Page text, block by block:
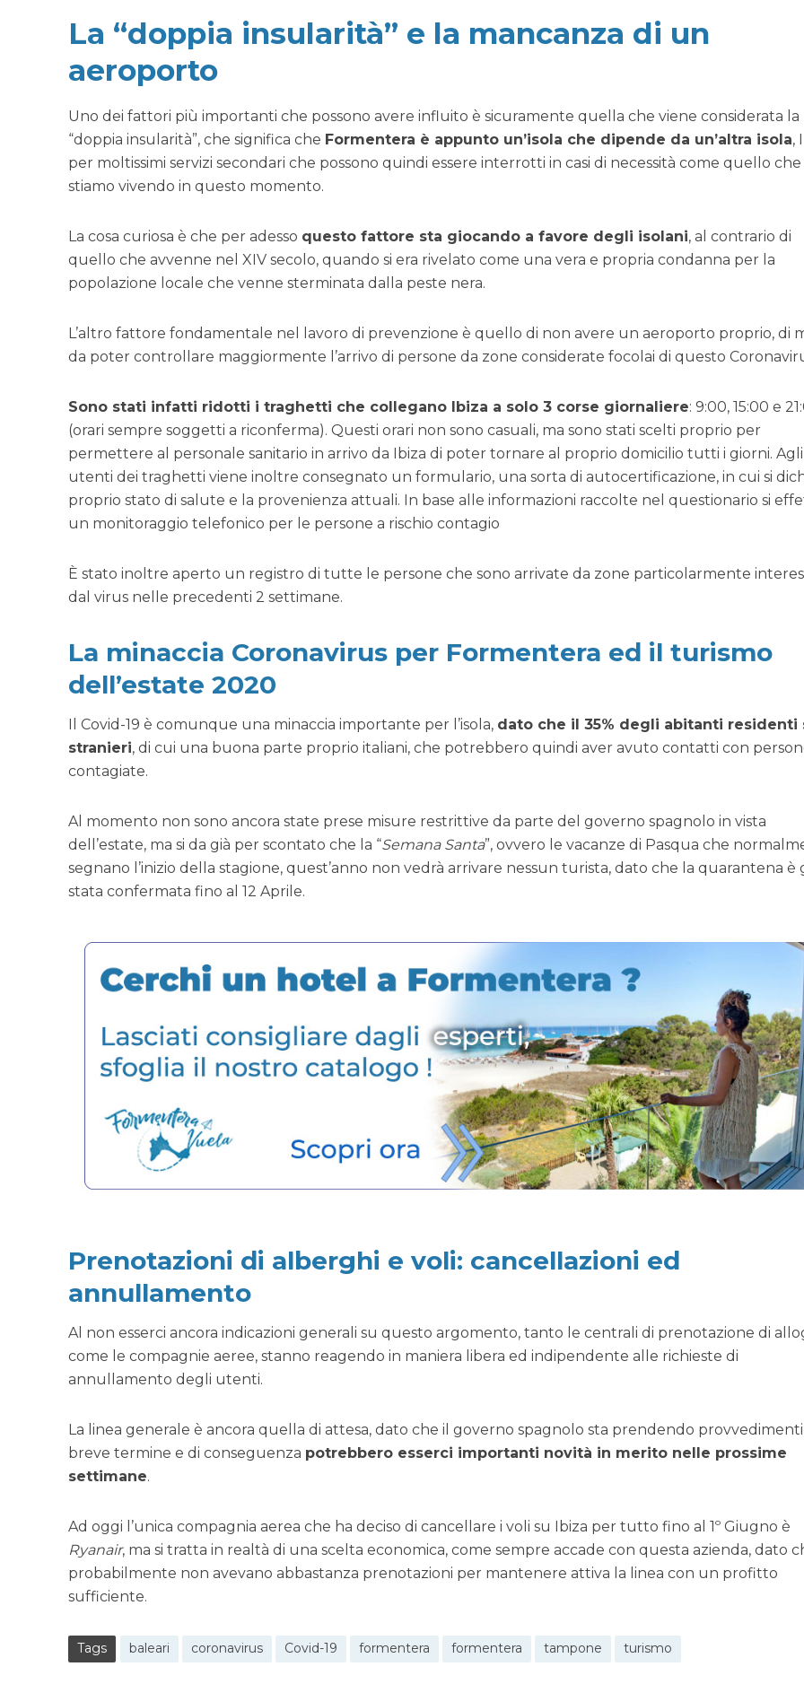
La “doppia insularità” e la mancanza di un
aeroporto
Uno dei fattori più importanti che possono avere influito è sicuramente quella che viene considerata la
“doppia insularità”, che significa che Formentera è appunto un’isola che dipende da un’altra isola,
per moltissimi servizi secondari che possono quindi essere interrotti in casi di necessità come quello che
stiamo vivendo in questo momento.
La cosa curiosa è che per adesso questo fattore sta giocando a favore degli isolani, al contrario di
quello che avvenne nel XIV secolo, quando si era rivelato come una vera e propria condanna per la
popolazione locale che venne sterminata dalla peste nera.
L’altro fattore fondamentale nel lavoro di prevenzione è quello di non avere un aeroporto proprio, di
da poter controllare maggiormente l’arrivo di persone da zone considerate focolai di questo
Sono stati infatti ridotti i traghetti che collegano Ibiza a solo 3 corse giornaliere: 9:00, 15:00 e
(orari sempre soggetti a riconferma). Questi orari non sono casuali, ma sono stati scelti proprio per
permettere al personale sanitario in arrivo da Ibiza di poter tornare al proprio domicilio tutti i giorni. Agli
utenti dei traghetti viene inoltre consegnato un formulario, una sorta di autocertificazione, in cui si
proprio stato di salute e la provenienza attuali. In base alle informazioni raccolte nel questionario si
un monitoraggio telefonico per le persone a rischio contagio
È stato inoltre aperto un registro di tutte le persone che sono arrivate da zone particolarmente
dal virus nelle precedenti 2 settimane.
La minaccia Coronavirus per Formentera ed il turismo
dell’estate 2020
Il Covid-19 è comunque una minaccia importante per l’isola, dato che il 35% degli abitanti residenti
stranieri, di cui una buona parte proprio italiani, che potrebbero quindi aver avuto contatti con
contagiate.
Al momento non sono ancora state prese misure restrittive da parte del governo spagnolo in vista
dell’estate, ma si da già per scontato che la “Semana Santa”, ovvero le vacanze di Pasqua che
segnano l’inizio della stagione, quest’anno non vedrà arrivare nessun turista, dato che la quarantena è
stata confermata fino al 12 Aprile.
Prenotazioni di alberghi e voli: cancellazioni ed
annullamento
Al non esserci ancora indicazioni generali su questo argomento, tanto le centrali di prenotazione di
come le compagnie aeree, stanno reagendo in maniera libera ed indipendente alle richieste di
annullamento degli utenti.
La linea generale è ancora quella di attesa, dato che il governo spagnolo sta prendendo provvedimenti
breve termine e di conseguenza potrebbero esserci importanti novità in merito nelle prossime
settimane.
Ad oggi l’unica compagnia aerea che ha deciso di cancellare i voli su Ibiza per tutto fino al 1º Giugno è
Ryanair, ma si tratta in realtà di una scelta economica, come sempre accade con questa azienda, dato
probabilmente non avevano abbastanza prenotazioni per mantenere attiva la linea con un profitto
sufficiente.
Tags baleari coronavirus Covid-19 formentera formentera tampone turismo